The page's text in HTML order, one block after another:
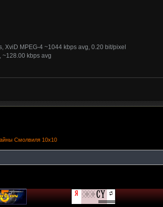
XviD MPEG-4 ~1044 kbps avg, 0.20 bit/pixel
~128.00 kbps avg
Смолвиля 10x10